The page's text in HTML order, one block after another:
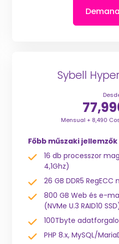
Sybell
Mensual + 8,490
Főbb műszaki jellemzők
16 db processzor
4,1Ghz)
26 GB DDR5
800 GB Web és e-
(NVMe U.3 RAID10
100Tbyte
PHP 8.x, MySQL/